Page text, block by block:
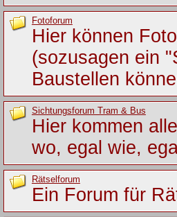
Fotoforum
Hier können
(sozusagen ein
Baustellen
Sichtungsforum Tram & Bus
Hier kommen
wo, egal wie,
Rätselforum
Ein Forum für